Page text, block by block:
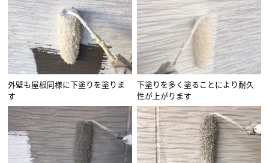
外壁も屋根同様に下塗りを塗りま
す
下塗りを多く塗ることにより耐久
性が上がります